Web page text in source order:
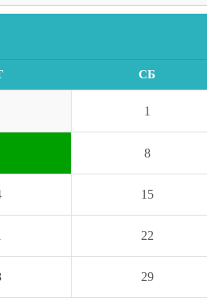
СБ
1
8
15
22
29